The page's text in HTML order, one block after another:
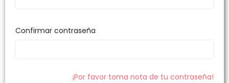
Confirmar contraseña
¡Por favor toma nota de tu contraseña!